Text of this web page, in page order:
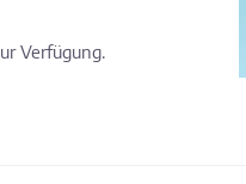
Verfügung.